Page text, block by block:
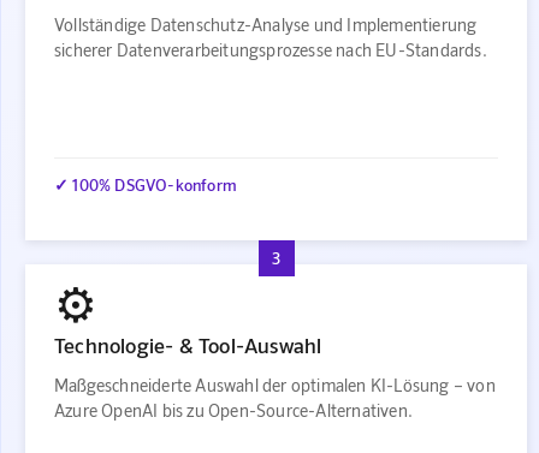
Vollständige Datenschutz-Analyse und Implementierung
sicherer Datenverarbeitungsprozesse nach EU-Standards.
✓ 100% DSGVO-konform
3
⚙️
Technologie- & Tool-Auswahl
Maßgeschneiderte Auswahl der optimalen KI-Lösung – von
Azure OpenAI bis zu Open-Source-Alternativen.